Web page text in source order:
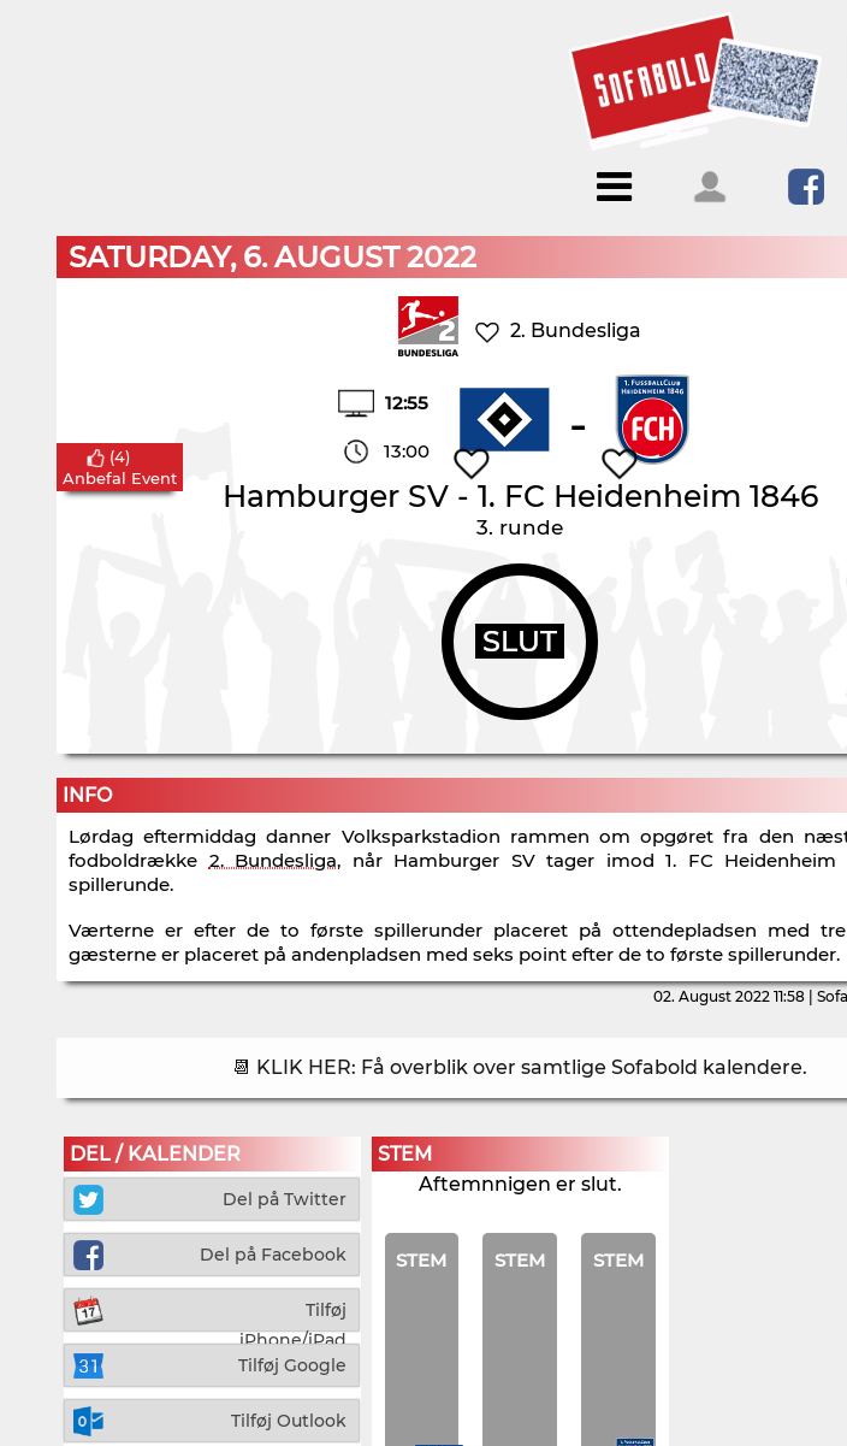
Menu
Forside
Blogs
Log ind
SATURDAY, 6. AUGUST 2022
2. Bundesliga
12:55
13:00 -
Hamburger SV- 1. FC Heidenheim 1846
3. runde
SLUT
(4)
Anbefal Event
INFO
Lørdag eftermiddag danner Volksparkstadion rammen om opgøret fra den
fodboldrække 2. Bundesliga, når Hamburger SV tager imod 1. FC Heidenheim
spillerunde.
Værterne er efter de to første spillerunder placeret på ottendepladsen med
gæsterne er placeret på andenpladsen med seks point efter de to første spillerunder.
02. August 2022 11:58 |
📆 KLIK HER: Få overblik over samtlige Sofabold kalendere.
DEL / KALENDER
Del på Twitter
Del på Facebook
Tilføj
iPhone/iPad
Tilføj Google
Tilføj Outlook
STEM
Aftemnnigen er slut.
STEM STEM STEM